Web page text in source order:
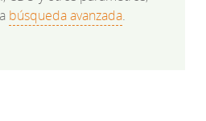
búsqueda avanzada.